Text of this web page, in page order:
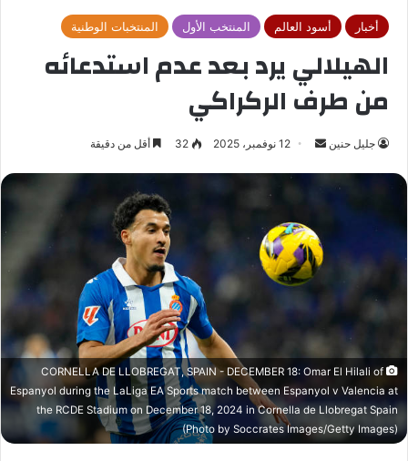
أخبار أسود العالم المنتخب الأول المنتخبات الوطنية
الهيلالي يرد بعد عدم استدعائه
من طرف الركراكي
جليل حنين
ب
ر
ي
د
إ
ل
ت
ر
12 نوفمبر، 2025 32 أقل من دقيقة
CORNELLA DE LLOBREGAT, SPAIN - DECEMBER 18: Omar El Hilali of
Espanyol during the LaLiga EA Sports match between Espanyol v Valencia at
the RCDE Stadium on December 18, 2024 in Cornella de Llobregat Spain
(Photo by Soccrates Images/Getty Images)